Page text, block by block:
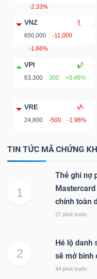
-2.33%
VNZ
650,000
-11,000
-1.66%
VPI
63,300 300 +0.48%
VRE
24,800 -500 -1.98%
TIN TỨC MÃ CHỨNG
1
Thẻ ghi nợ
chính toàn
27 phút trước
2
Hé lộ danh
sẽ mở bình
44 phút trước